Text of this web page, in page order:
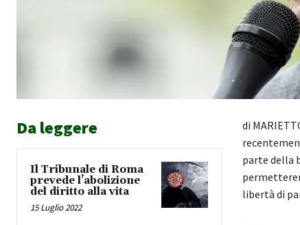
Da leggere
Il Tribunale di Roma
prevede l’abolizione
del diritto alla vita
15 Luglio 2022
di
parte della
libertà di